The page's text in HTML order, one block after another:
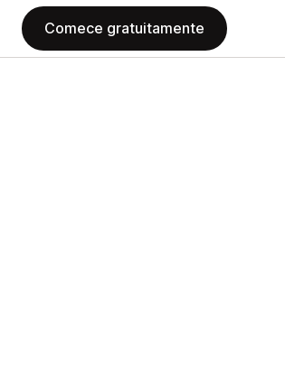
Comece gratuitamente